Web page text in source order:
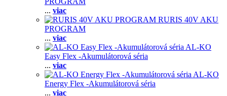
... viac
RURIS 40V AKU
PROGRAM
... viac
AL-KO
Easy Flex -Akumulátorová séria
... viac
AL-KO
Energy Flex -Akumulátorová séria
... viac